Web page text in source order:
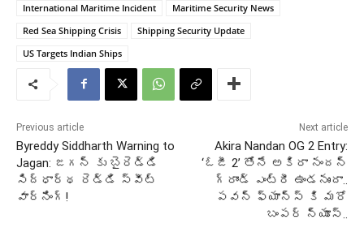
International Maritime Incident
Maritime Security News
Red Sea Shipping Crisis
Shipping Security Update
US Targets Indian Ships
Previous article
Byreddy Siddharth Warning to
Jagan: జగన్ కు బైరెడ్డి
సిద్ధార్థ రెడ్డి స్వీట్
వార్నింగ్!
Next article
Akira Nandan OG 2 Entry:
‘ఓజీ 2’ తోనే అకిరా నందన్
గ్రాండ్ ఎంట్రీ ఉండనుందా..
పవన్ ఫ్యాన్స్ కి మరో
బంపర్ న్యూస్..